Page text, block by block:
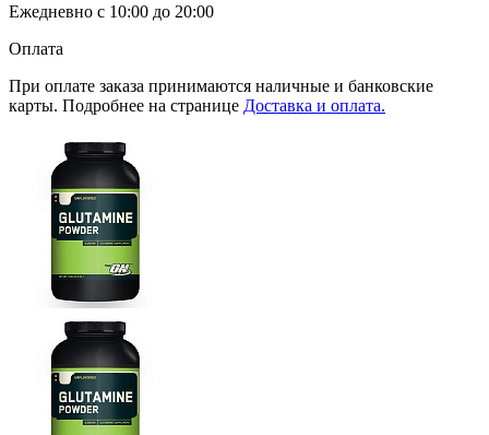
Ежедневно с 10:00 до 20:00
Оплата
При оплате заказа принимаются наличные и банковские
карты. Подробнее на странице Доставка и оплата.